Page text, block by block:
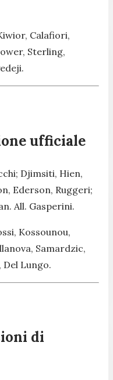
Calafiori,
Sterling,
ufficiale
Djimsiti, Hien,
Ederson, Ruggeri;
All. Gasperini.
Kossounou,
Samardzic,
Del Lungo.
di